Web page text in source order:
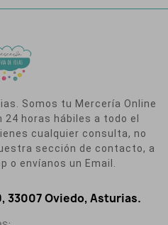
Somos tu Mercería Online
horas hábiles a todo el
cualquier consulta, no
sección de contacto, a
o envíanos un Email.
33007 Oviedo, Asturias.